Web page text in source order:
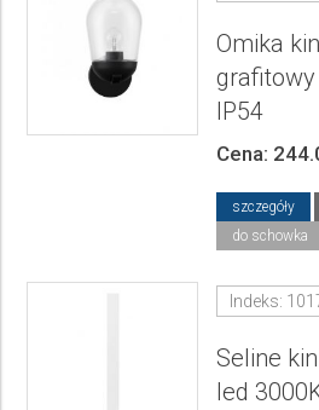
Omika
grafitowy
IP54
Cena:
szczegóły
do schowka
Indeks:
Seline
led